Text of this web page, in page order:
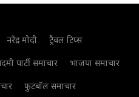
नरेंद्र मोदी
ट्रैवल टिप्स
पार्टी समाचार
भाजपा समाचार
फुटबॉल समाचार